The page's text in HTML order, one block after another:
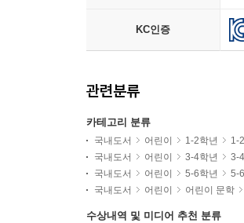
KC인증
관련분류
카테고리 분류
국내도서 어린이 1-2학년
1-
국내도서
어린이 3-4학년
3-
국내도서
어린이 5-6학년
5-
국내도서
어린이 어린이 문학
수상내역 및 미디어 추천 분류